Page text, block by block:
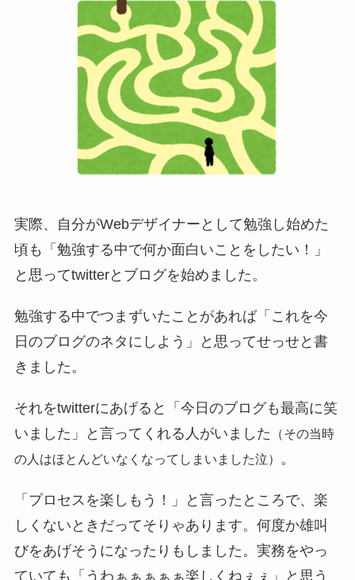
実際、自分がWebデザイナーとして勉強し始めた
頃も「勉強する中で何か面白いことをしたい！」
と思ってtwitterとブログを始めました。
勉強する中でつまずいたことがあれば「これを今
日のブログのネタにしよう」と思ってせっせと書
きました。
それをtwitterにあげると「今日のブログも最高に笑
いました」と言ってくれる人がいました
（その当時
の人はほとんどいなくなってしまいました泣） 。
「プロセスを楽しもう！」と言ったところで、楽
しくないときだってそりゃあります。何度か雄叫
びをあげそうになったりもしました。実務をやっ
ていても「うわぁぁぁぁぁ楽しくねぇぇ」と思う